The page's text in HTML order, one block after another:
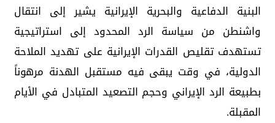
البنية الدفاعية والبحرية الإيرانية يشير إلى انتقال
واشنطن من سياسة الرد المحدود إلى استراتيجية
تستهدف تقليص القدرات الإيرانية على تهديد الملاحة
الدولية، في وقت يبقى فيه مستقبل الهدنة مرهوناً
بطبيعة الرد الإيراني وحجم التصعيد المتبادل في الأيام
المقبلة.